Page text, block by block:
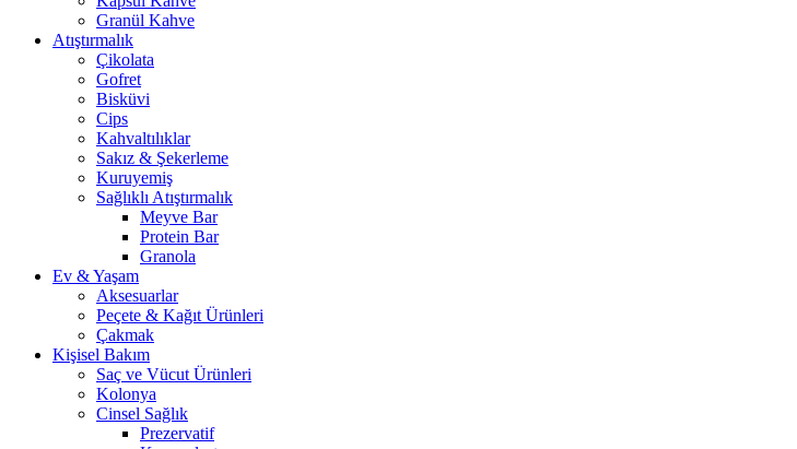
Granül Kahve
Atıştırmalık
Çikolata
Gofret
Bisküvi
Cips
Kahvaltılıklar
Sakız & Şekerleme
Kuruyemiş
Sağlıklı Atıştırmalık
Meyve Bar
Protein Bar
Granola
Ev & Yaşam
Aksesuarlar
Peçete & Kağıt Ürünleri
Çakmak
Kişisel Bakım
Saç ve Vücut Ürünleri
Kolonya
Cinsel Sağlık
Prezervatif